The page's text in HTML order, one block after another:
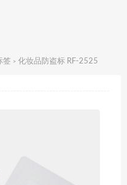
签 > 化妆品防盗标 RF-2525